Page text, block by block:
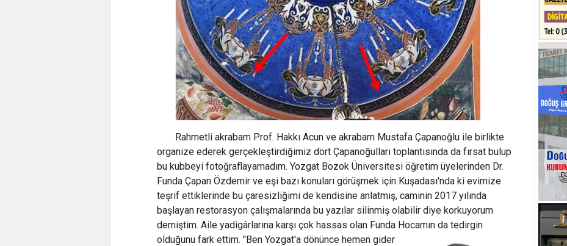
Rahmetli akrabam Prof. Hakkı Acun ve akrabam Mustafa Çapanoğlu ile birlikte
organize ederek gerçekleştirdiğimiz dört Çapanoğulları toplantısında da fırsat bulup
bu kubbeyi fotoğraflayamadım. Yozgat Bozok Üniversitesi öğretim üyelerinden Dr.
Funda Çapan Özdemir ve eşi bazı konuları görüşmek için Kuşadası'nda ki evimize
teşrif ettiklerinde bu çaresizliğimi de kendisine anlatmış, caminin 2017 yılında
başlayan restorasyon çalışmalarında bu yazılar silinmiş olabilir diye korkuyorum
demiştim. Aile yadigârlarına karşı çok hassas olan Funda Hocamın da tedirgin
olduğunu fark ettim. "Ben Yozgat'a dönünce hemen gider